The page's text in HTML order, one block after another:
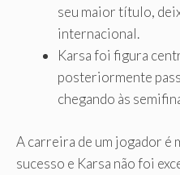
seu maior título,
internacional.
Karsa foi figura
posteriormente
chegando às
A carreira de um jogador é
sucesso e Karsa não foi